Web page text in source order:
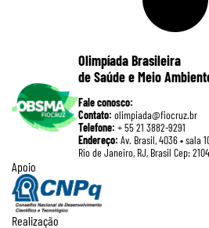
Olimpíada Brasileira
de Saúde e Meio
Fale conosco:
Contato: olimpiada@fiocruz.br
Telefone: + 55 21 3882-9291
Endereço: Av. Brasil, 4036 • sala
Rio de Janeiro, RJ, Brasil Cep:
Apoio
Realização